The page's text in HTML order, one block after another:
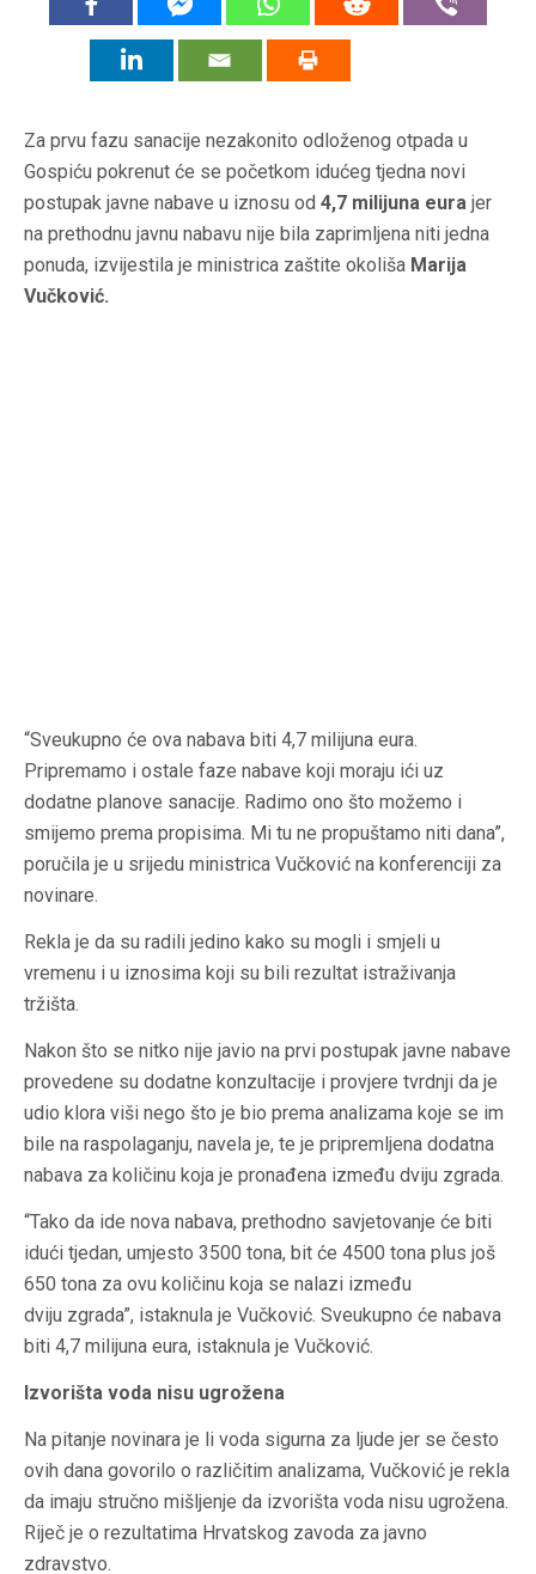
Za prvu fazu sanacije nezakonito odloženog otpada u
Gospiću pokrenut će se početkom idućeg tjedna novi
postupak javne nabave u iznosu od 4,7 milijuna eura jer
na prethodnu javnu nabavu nije bila zaprimljena niti jedna
ponuda, izvijestila je ministrica zaštite okoliša Marija
Vučković.
“Sveukupno će ova nabava biti 4,7 milijuna eura.
Pripremamo i ostale faze nabave koji moraju ići uz
dodatne planove sanacije. Radimo ono što možemo i
smijemo prema propisima. Mi tu ne propuštamo niti dana”,
poručila je u srijedu ministrica Vučković na konferenciji za
novinare.
Rekla je da su radili jedino kako su mogli i smjeli u
vremenu i u iznosima koji su bili rezultat istraživanja
tržišta.
Nakon što se nitko nije javio na prvi postupak javne nabave
provedene su dodatne konzultacije i provjere tvrdnji da je
udio klora viši nego što je bio prema analizama koje se im
bile na raspolaganju, navela je, te je pripremljena dodatna
nabava za količinu koja je pronađena između dviju zgrada.
“Tako da ide nova nabava, prethodno savjetovanje će biti
idući tjedan, umjesto 3500 tona, bit će 4500 tona plus još
650 tona za ovu količinu koja se nalazi između
dviju zgrada”, istaknula je Vučković. Sveukupno će nabava
biti 4,7 milijuna eura, istaknula je Vučković.
Izvorišta voda nisu ugrožena
Na pitanje novinara je li voda sigurna za ljude jer se često
ovih dana govorilo o različitim analizama, Vučković je rekla
da imaju stručno mišljenje da izvorišta voda nisu ugrožena.
Riječ je o rezultatima Hrvatskog zavoda za javno
zdravstvo.